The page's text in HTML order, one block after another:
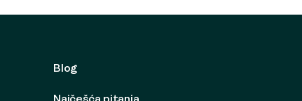
Blog